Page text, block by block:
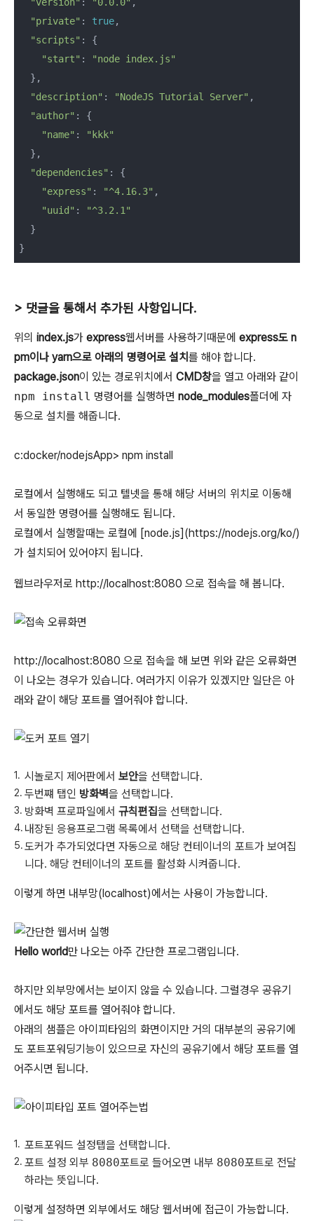
"private" : true,
"scripts" : {
"start" :
"node index.js"
  },
"description" : "NodeJS Tutorial Server" ,
"author" : {
"name" :
"kkk"
  },
"dependencies" : {
"express" : "^4.16.3" ,
"uuid" :
"^3.2.1"
  }
}
> 댓글을 통해서 추가된 사항입니다.
위의 index.js가 express웹서버를 사용하기때문에 express도 n
pm이나 yarn으로 아래의 명령어로 설치를 해야 합니다.
package.json이 있는 경로위치에서 CMD창을 열고 아래와 같이
npm install 명령어를 실행하면 node_modules폴더에 자
동으로 설치를 해줍니다.
c:docker/nodejsApp> npm install
로컬에서 실행해도 되고 텔넷을 통해 해당 서버의 위치로 이동해
서 동일한 명령어를 실행해도 됩니다.
로컬에서 실행할때는 로컬에 [node.js](https://nodejs.org/ko/)
가 설치되어 있어야지 됩니다.
웹브라우저로 http://localhost:8080 으로 접속을 해 봅니다.
http://localhost:8080 으로 접속을 해 보면 위와 같은 오류화면
이 나오는 경우가 있습니다. 여러가지 이유가 있겠지만 일단은 아
래와 같이 해당 포트를 열어줘야 합니다.
시놀로지 제어판에서 보안을 선택합니다.
두번쨰 탭인 방화벽을 선택합니다.
방화벽 프로파일에서 규칙편집을 선택합니다.
내장된 응용프로그램 목록에서 선택을 선택합니다.
도커가 추가되었다면 자동으로 해당 컨테이너의 포트가 보여집
니다. 해당 컨테이너의 포트를 활성화 시켜줍니다.
이렇게 하면 내부망(localhost)에서는 사용이 가능합니다.
Hello world만 나오는 아주 간단한 프로그램입니다.
하지만 외부망에서는 보이지 않을 수 있습니다. 그럴경우 공유기
에서도 해당 포트를 열어줘야 합니다.
아래의 샘플은 아이피타임의 화면이지만 거의 대부분의 공유기에
도 포트포워딩기능이 있으므로 자신의 공유기에서 해당 포트를 열
어주시면 됩니다.
포트포워드 설정탭을 선택합니다.
포트 설정 외부 8080포트로 들어오면 내부 8080포트로 전달
하라는 뜻입니다.
이렇게 설정하면 외부에서도 해당 웹서버에 접근이 가능합니다.